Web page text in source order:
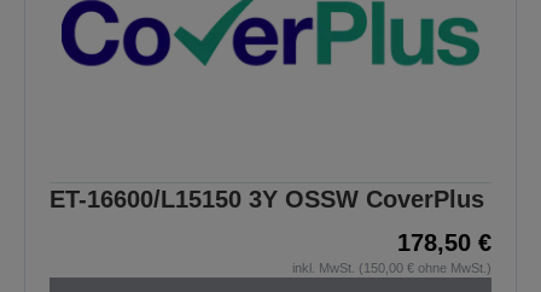
ET-16600/L15150 3Y OSSW CoverPlus
178,50 €
inkl. MwSt. (150,00 € ohne MwSt.)